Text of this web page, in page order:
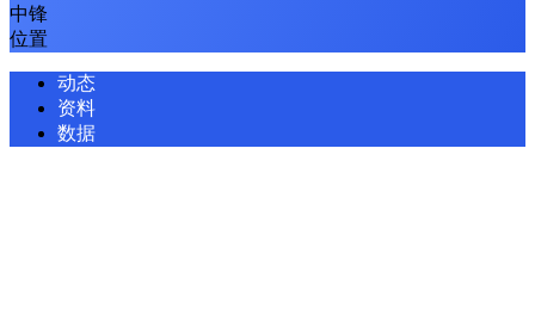
中锋
位置
动态
资料
数据